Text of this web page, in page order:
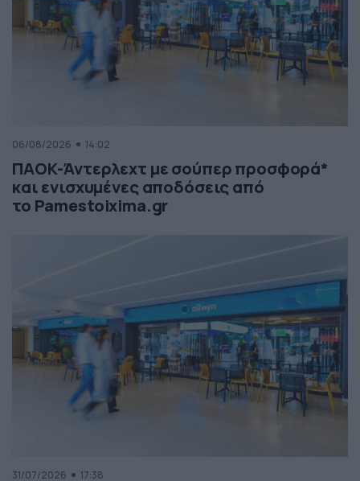
06/08/2026 14:02
ΠΑΟΚ-Άντερλεχτ με σούπερ προσφορά*
και ενισχυμένες αποδόσεις από
το Pamestoixima.gr
31/07/2026 17:38